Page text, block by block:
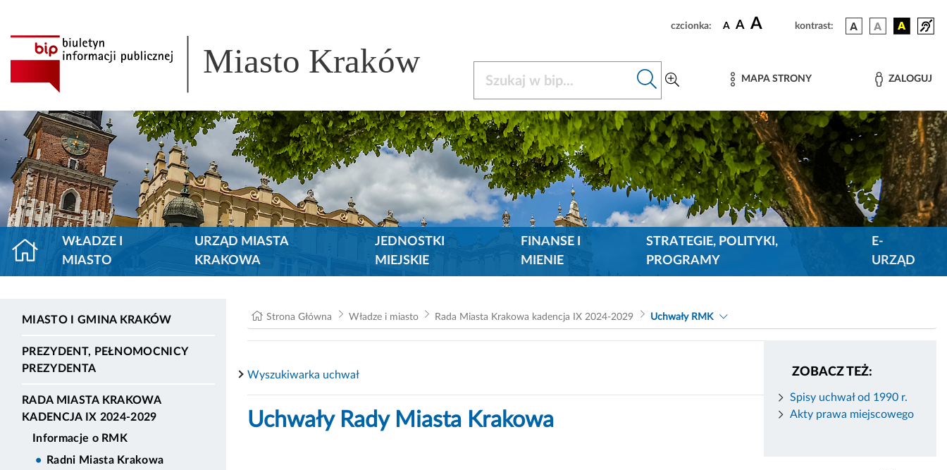
czcionka: A A A kontrast:
Miasto Kraków MAPA STRONY ZALOGUJ
WŁADZE I
MIASTO
URZĄD MIASTA
KRAKOWA
JEDNOSTKI
MIEJSKIE
FINANSE I
MIENIE
STRATEGIE, POLITYKI,
PROGRAMY
E-
URZĄD
MIASTO I GMINA KRAKÓW
PREZYDENT, PEŁNOMOCNICY
PREZYDENTA
RADA MIASTA KRAKOWA
KADENCJA IX 2024-2029
Informacje o RMK
Radni Miasta Krakowa
Strona Główna Władze i miasto Rada Miasta Krakowa kadencja IX 2024-2029 Uchwały RMK
ZOBACZ TEŻ:
Spisy uchwał od 1990 r.
Akty prawa miejscowego
Wyszukiwarka uchwał
Uchwały Rady Miasta Krakowa